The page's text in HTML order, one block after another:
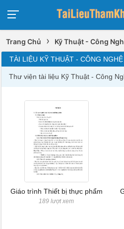
Trang Chủ › Kỹ Thuật - Công
TÀI LIỆU KỸ THUẬT - CÔNG NGHỆ
Thư viện tài liệu Kỹ Thuật - Công
Giáo trình Thiết bị thực phẩm
189 lượt xem